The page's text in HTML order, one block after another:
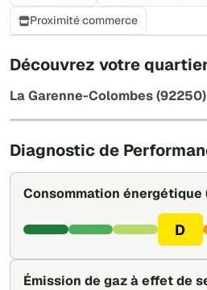
Proximité commerce
Découvrez votre
La Garenne-Colombes (92250)
Diagnostic de
Consommation énergétique
D
Émission de gaz à effet de